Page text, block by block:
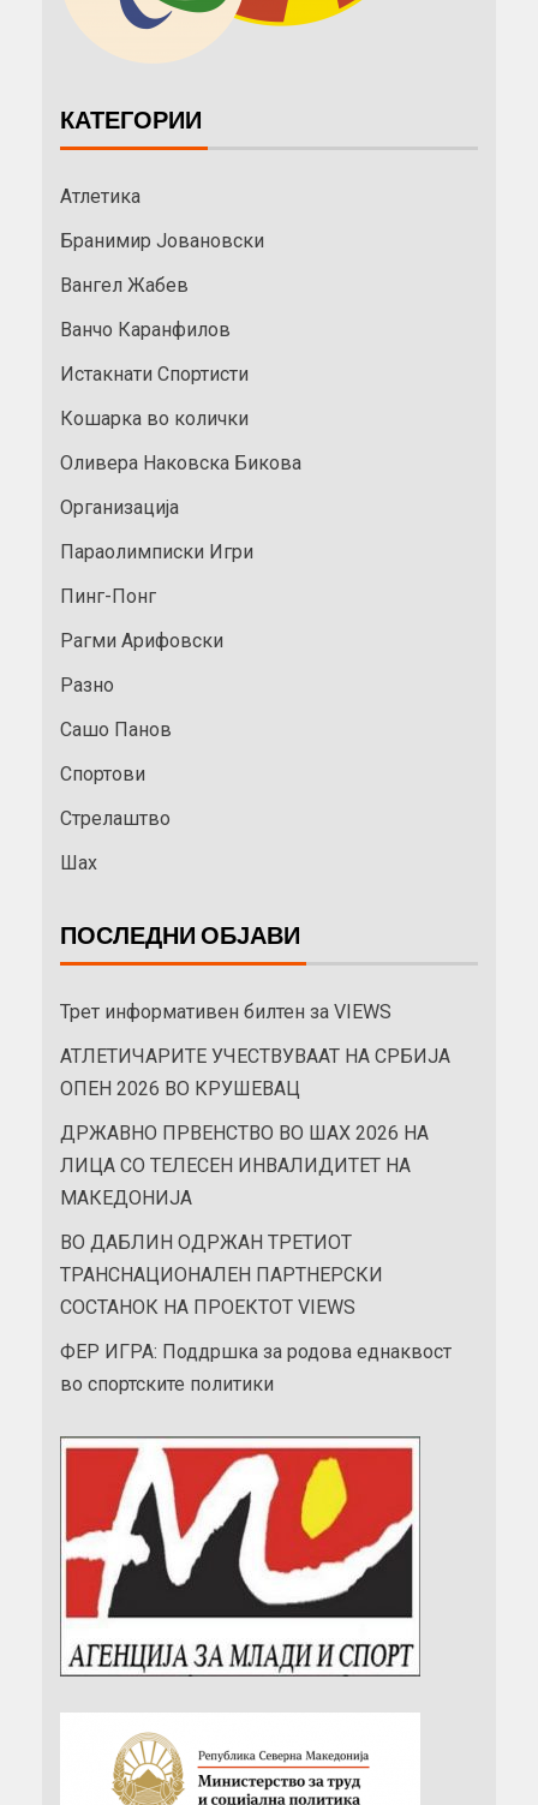
КАТЕГОРИИ
Атлетика
Бранимир Јовановски
Вангел Жабев
Ванчо Каранфилов
Истакнати Спортисти
Кошарка во колички
Оливера Наковска Бикова
Организација
Параолимписки Игри
Пинг-Понг
Рагми Арифовски
Разно
Сашо Панов
Спортови
Стрелаштво
Шах
ПОСЛЕДНИ ОБЈАВИ
Трет информативен билтен за VIEWS
АТЛЕТИЧАРИТЕ УЧЕСТВУВААТ НА СРБИЈА
ОПЕН 2026 ВО КРУШЕВАЦ
ДРЖАВНО ПРВЕНСТВО ВО ШАХ 2026 НА
ЛИЦА СО ТЕЛЕСЕН ИНВАЛИДИТЕТ НА
МАКЕДОНИЈА
ВО ДАБЛИН ОДРЖАН ТРЕТИОТ
ТРАНСНАЦИОНАЛЕН ПАРТНЕРСКИ
СОСТАНОК НА ПРОЕКТОТ VIEWS
ФЕР ИГРА: Поддршка за родова еднаквост
во спортските политики